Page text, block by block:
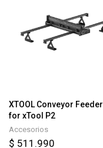
XTOOL Conveyor Feeder
for xTool P2
Accesorios
$ 511.990